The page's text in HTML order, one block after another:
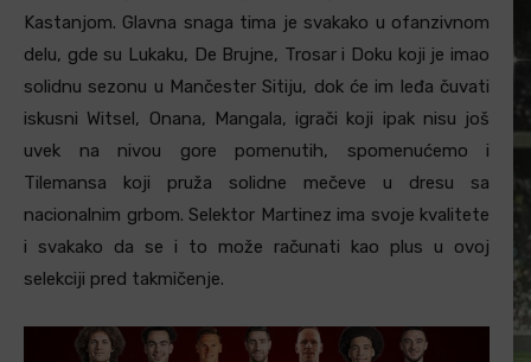
Kastanjom. Glavna snaga tima je svakako u ofanzivnom
delu, gde su Lukaku, De Brujne, Trosar i Doku koji je imao
solidnu sezonu u Mančester Sitiju, dok će im leđa čuvati
iskusni Witsel, Onana, Mangala, igrači koji ipak nisu još
uvek na nivou gore pomenutih, spomenućemo i
Tilemansa koji pruža solidne mečeve u dresu sa
nacionalnim grbom. Selektor Martinez ima svoje kvalitete
i svakako da se i to može računati kao plus u ovoj
selekciji pred takmičenje.